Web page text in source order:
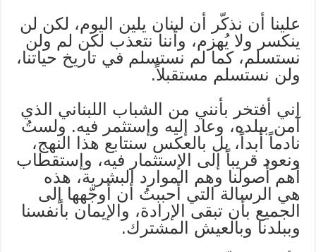
علينا أن نذكّر أن لبنان يلين اليوم، لكن لن
ينكسر ولا يُهزم، وأننا نتعذب لكن لم ولن
نستسلم، كما لم نستسلم في تاريخ حياتنا،
ولن نستسلم مستقبلاً.
إني أفتخر بأنني من الشباب اللبناني الذي
آمن ببلده، وعاد إليه وإستثمر فيه. ولستُ
نادماً أبداً، بل بالعكس سنتابع هذا النهج،
ونعود قريباً إلى الإستثمار فيه، وإستقطاب
أهم أُصولنا وهم الموارد البشرية، هذه
هي الرسالة التي أحببتُ أن أوجّهها إلى
الجميع بأن تبقى الإرادة، والإيمان بأنفسنا
وببلدنا وبالعيش المشترك.